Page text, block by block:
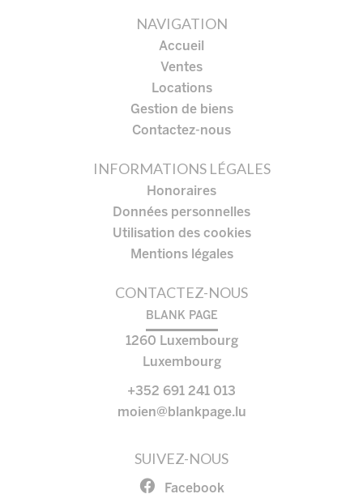
NAVIGATION
Accueil
Ventes
Locations
Gestion de biens
Contactez-nous
INFORMATIONS LÉGALES
Honoraires
Données personnelles
Utilisation des cookies
Mentions légales
CONTACTEZ-NOUS
BLANK PAGE
1260 Luxembourg
Luxembourg
+352 691 241 013
moien@blankpage.lu
SUIVEZ-NOUS
Facebook